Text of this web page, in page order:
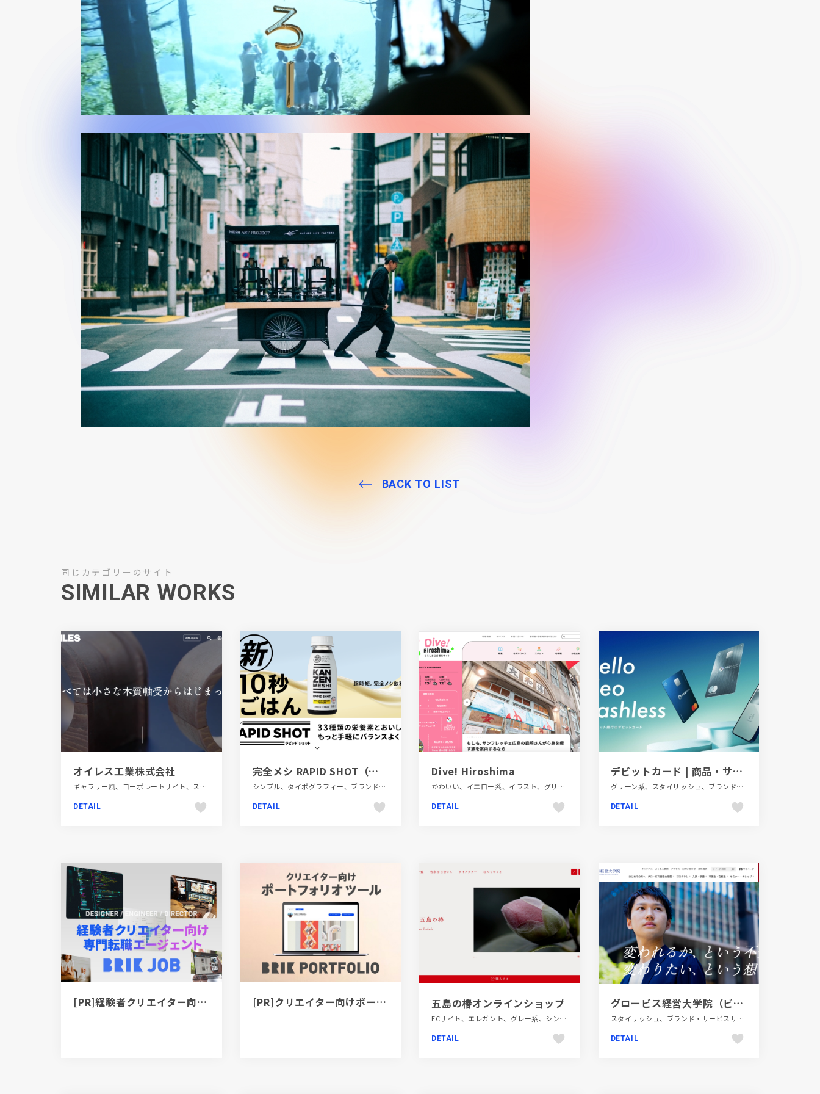
BACK TO LIST
同じカテゴリーのサイト
SIMILAR WORKS
オイレス工業株式会社
ギャラリー風、コーポレートサイト、スタイリッシュ、テクノロジー・サイエンス、ホワイト系、動画が流れる
DETAIL
完全メシ RAPID SHOT（ラピッド ショット） | 日清食品
シンプル、タイポグラフィー、ブランド・サービスサイト、ベージュ・ゴールド系、ポップ、飲料・食品
DETAIL
Dive! Hiroshima
かわいい、イエロー系、イラスト、グリーン系、ピンク系、ポップ、メディアサイト、モーション多め、商業施設・レジャー、多言語対応、大きめ写真、旅行・ホテル・観光、第一次産業・SDGs・地方創生、飲食店・グルメ・ウェディング
DETAIL
デビットカード | 商品・サービス | NEOBANK 住信SBIネット銀行
グリーン系、スタイリッシュ、ブランド・サービスサイト、ブルー系、商品紹介、大きめ写真、金融・法律・人材・専門職
DETAIL
[PR]経験者クリエイター向け転職カウンセリング｜デザイナー / ディレクター / エンジニア [PR]クリエイター向けポートフォリオツール｜BRIK PORTFOLIO 五島の椿オンラインショップ
ECサイト、エレガント、グレー系、シンプル、ファッション・ビューティー、ブランド・サービスサイト、レッド系、動画が流れる、大きめ写真
DETAIL
グロービス経営大学院（ビジネススクール）｜創造と変革のMBA
スタイリッシュ、ブランド・サービスサイト、ブルー系、大きめ写真、教育・学校、施設・店舗サイト、金融・法律・人材・専門職
DETAIL